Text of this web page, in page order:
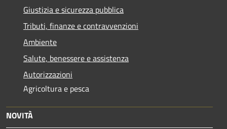
Giustizia e sicurezza pubblica
Tributi, finanze e contravvenzioni
Ambiente
Salute, benessere e assistenza
Autorizzazioni
Agricoltura e pesca
NOVITÀ